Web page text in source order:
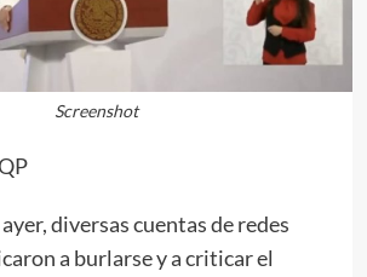
Screenshot
diversas cuentas de redes
a burlarse y a criticar el